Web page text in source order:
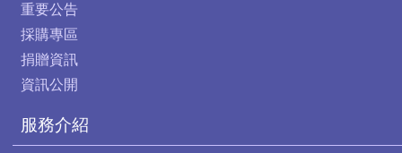
重要公告
採購專區
捐贈資訊
資訊公開
服務介紹